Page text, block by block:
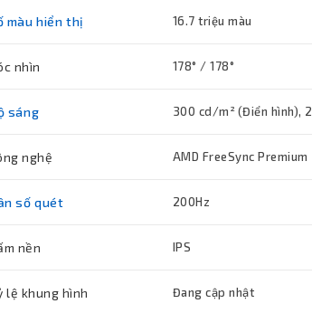
màu hiển thị 16.7 triệu màu
nhìn 178° / 178°
sáng 300 cd/m² (Điển hình),
nghệ AMD FreeSync Premium
số quét 200Hz
nền IPS
lệ khung hình Đang cập nhật